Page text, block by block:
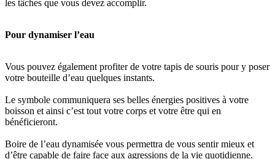
les tâches que vous devez accomplir.
Pour dynamiser l’eau
Vous pouvez également profiter de votre tapis de souris pour y poser
votre bouteille d’eau quelques instants.
Le symbole communiquera ses belles énergies positives à votre
boisson et ainsi c’est tout votre corps et votre être qui en
bénéficieront.
Boire de l’eau dynamisée vous permettra de vous sentir mieux et
d’être capable de faire face aux agressions de la vie quotidienne.